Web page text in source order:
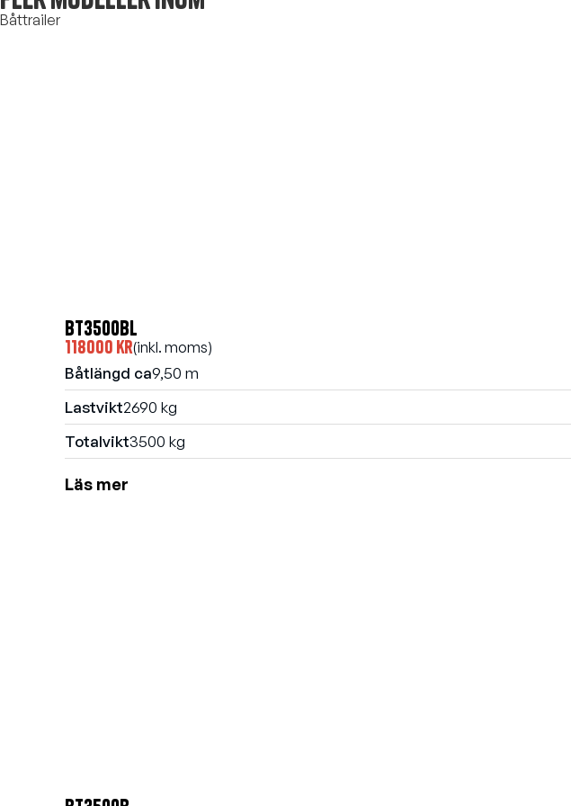
Båttrailer
BT3500BL
118000 kr(inkl. moms)
Båtlängd ca9,50 m
Lastvikt2690 kg
Totalvikt3500 kg
Läs mer